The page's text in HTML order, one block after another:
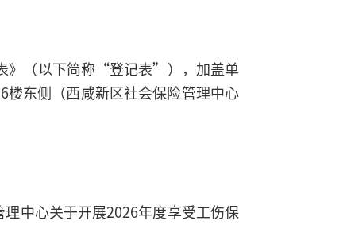
》（以下简称“登记表”），加盖单
东侧（西咸新区社会保险管理中心
中心关于开展2026年度享受工伤保